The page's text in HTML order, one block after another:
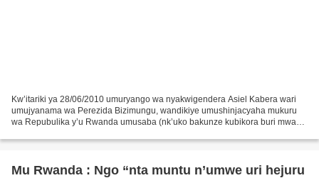
Kw’itariki ya 28/06/2010 umuryango wa nyakwigendera Asiel Kabera wari
umujyanama wa Perezida Bizimungu, wandikiye umushinjacyaha mukuru
wa Repubulika y’u Rwanda umusaba (nk’uko bakunze kubikora buri mwaka
Mu Rwanda : Ngo “nta muntu n’umwe uri hejuru